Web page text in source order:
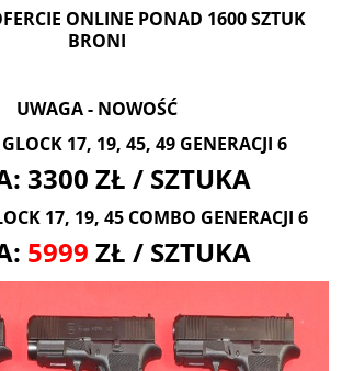
ONLINE PONAD 1600 SZTUK
BRONI
UWAGA - NOWOŚĆ
17, 19, 45, 49 GENERACJI 6
3300 ZŁ / SZTUKA
17, 19, 45 COMBO GENERACJI 6
5999 ZŁ / SZTUKA